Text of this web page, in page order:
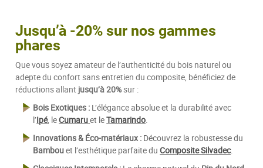
Jusqu’à -20% sur nos gammes
phares
Que vous soyez amateur de l’authenticité du bois naturel ou
adepte du confort sans entretien du composite, bénéficiez de
réductions allant jusqu’à 20%sur :
Bois Exotiques : L’élégance absolue et la durabilité avec
l’Ipé, leCumaruet leTamarindo.
Innovations & Éco-matériaux : Découvrez la robustesse du
Bambouet l’esthétique parfaite duComposite Silvadec.